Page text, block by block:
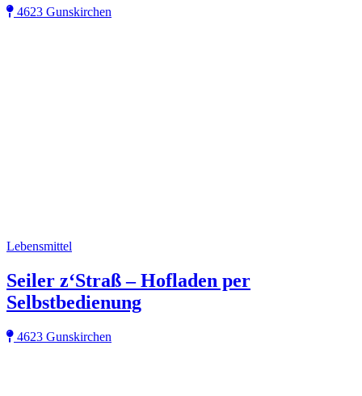
4623 Gunskirchen
Lebensmittel
Seiler z‘Straß – Hofladen per
Selbstbedienung
4623 Gunskirchen